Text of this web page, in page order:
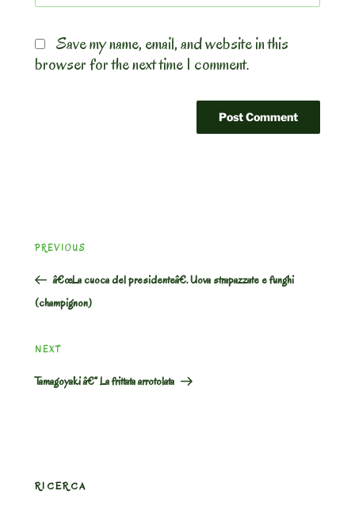
Save my name, email, and website in this
browser for the next time I comment.
navigation
Previous
PREVIOUS
â€œLa cuoca del presidenteâ€. Uova strapazzate e funghi
(champignon)
Next
NEXT
Tamagoyaki â€“ La frittata arrotolata
RICERCA